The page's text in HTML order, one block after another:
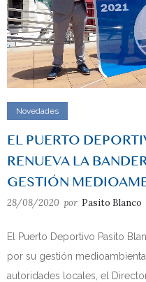
Novedades
EL PUERTO
RENUEVA LA
GESTIÓN
28/08/2020 por Pasito Blanco
El Puerto Deportivo Pasito
por su gestión
autoridades locales, el